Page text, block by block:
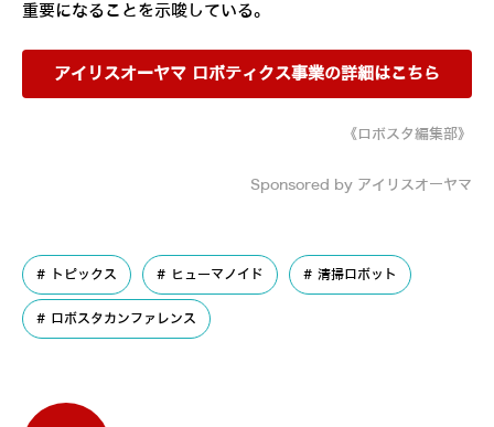
重要になることを示唆している。
アイリスオーヤマ ロボティクス事業の詳細はこちら
《ロボスタ編集部》
Sponsored by アイリスオーヤマ
トピックス ヒューマノイド 清掃ロボット
ロボスタカンファレンス